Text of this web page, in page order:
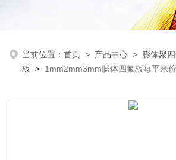
当前位置：首页 > 产品中心 > 膨体聚
板
> 1mm2mm3mm膨体四氟板每平米